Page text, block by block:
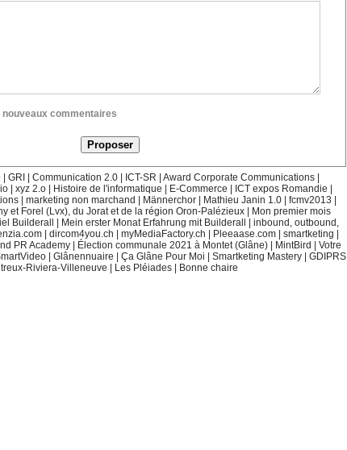
commentaires
GRI Communication 2.0 ICT-SR Award Corporate Communications
xyz 2.o Histoire de l'informatique E-Commerce ICT expos Romandie
marketing non marchand Männerchor Mathieu Janin 1.0 fcmv2013
et Forel (Lvx), du Jorat et de la région Oron-Palézieux
Mon premier mois
Builderall
Mein erster Monat Erfahrung mit Builderall
inbound, outbound,
dircom4you.ch myMediaFactory.ch Pleeaase.com smartketing
PR Academy Élection communale 2021 à Montet (Glâne) MintBird
Votre
Glânennuaire Ça Glâne Pour Moi Smartketing Mastery
GDIPRS
Riviera-Villeneuve
Les Pléiades Bonne chaire